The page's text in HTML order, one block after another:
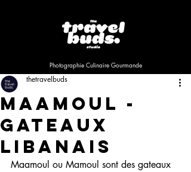
Photographie Culinaire Gourmande
Maamoul -
Gateaux
Libanais
thetravelbuds
Maamoul ou Mamoul sont des gateaux